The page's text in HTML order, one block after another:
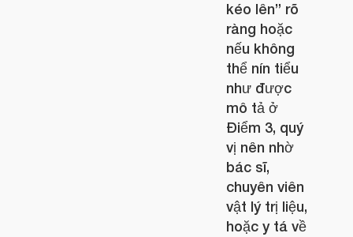
kéo lên” rõ
ràng hoặc
nếu không
thể nín tiểu
như được
mô tả ở
Điểm 3, quý
vị nên nhờ
bác sĩ,
chuyên viên
vật lý trị liệu,
hoặc y tá về